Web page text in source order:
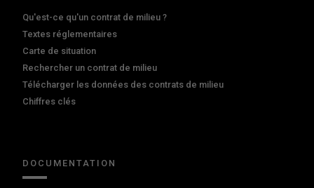
Qu'est-ce qu'un contrat de milieu ?
Textes réglementaires
Carte de situation
Rechercher un contrat de milieu
Télécharger les données des contrats de milieu
Chiffres clés
DOCUMENTATION